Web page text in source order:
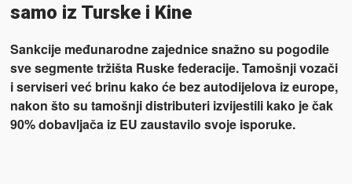
samo iz Turske i Kine
Sankcije međunarodne zajednice snažno su pogodile
sve segmente tržišta Ruske federacije. Tamošnji vozači
i serviseri već brinu kako će bez autodijelova iz europe,
nakon što su tamošnji distributeri izvijestili kako je čak
90% dobavljača iz EU zaustavilo svoje isporuke.